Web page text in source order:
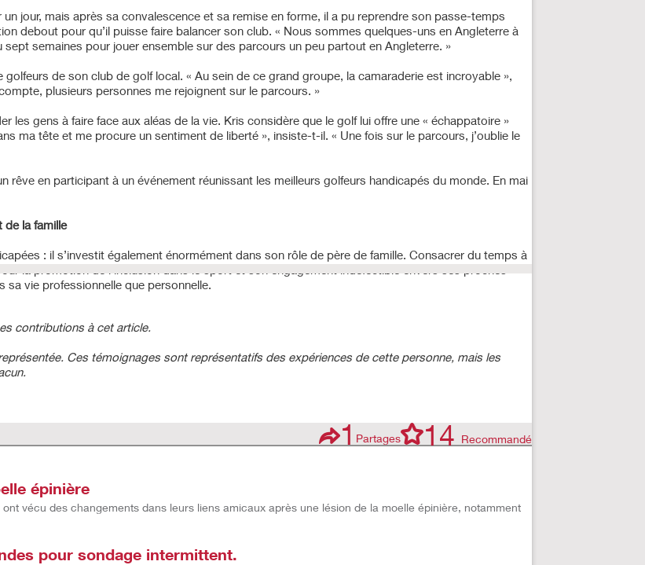
jour, mais après sa convalescence et sa remise en forme, il a pu reprendre son passe-temps
debout pour qu’il puisse faire balancer son club. « Nous sommes quelques-uns en Angleterre à
semaines pour jouer ensemble sur des parcours un peu partout en Angleterre. »
de son club de golf local. « Au sein de ce grand groupe, la camaraderie est incroyable »,
plusieurs personnes me rejoignent sur le parcours. »
les gens à faire face aux aléas de la vie. Kris considère que le golf lui offre une « échappatoire »
ma tête et me procure un sentiment de liberté », insiste-t-il. « Une fois sur le parcours, j’oublie le
rêve en participant à un événement réunissant les meilleurs golfeurs handicapés du monde. En mai
de la famille
: il s’investit également énormément dans son rôle de père de famille. Consacrer du temps à
sa vie professionnelle que personnelle.
contributions à cet article.
Ces témoignages sont représentatifs des expériences de cette personne, mais les
1Partages 14 Recommandé
épinière
vécu des changements dans leurs liens amicaux après une lésion de la moelle épinière, notamment
pour sondage intermittent.